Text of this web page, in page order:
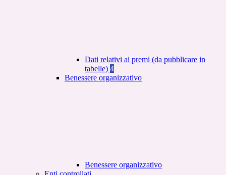
Dati relativi ai premi (da pubblicare in
tabelle) 4
Benessere organizzativo
Benessere organizzativo